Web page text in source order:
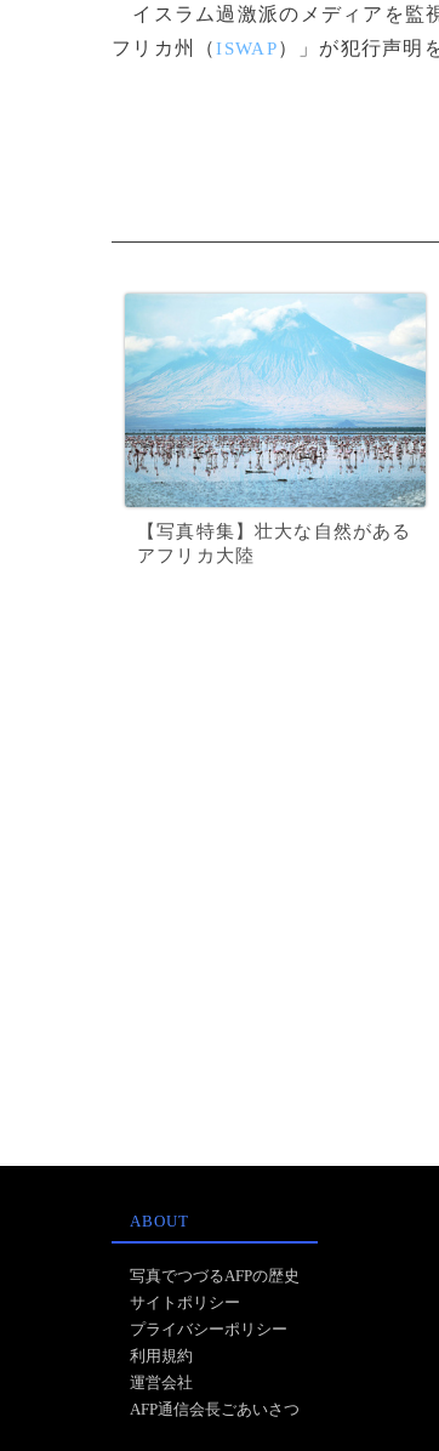
イスラム過激派のメディアを監
フリカ州（ISWAP）」が犯行声明
【写真特集】壮大な自然がある
アフリカ大陸
ABOUT
写真でつづるAFPの歴史
サイトポリシー
プライバシーポリシー
利用規約
運営会社
AFP通信会長ごあいさつ